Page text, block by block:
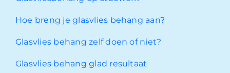
Hoe breng je glasvlies behang aan?
Glasvlies behang zelf doen of niet?
Glasvlies behang glad resultaat